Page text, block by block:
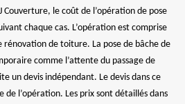
Couverture, le coût de l’opération de pose
chaque cas. L’opération est comprise
rénovation de toiture. La pose de bâche de
comme l’attente du passage de
un devis indépendant. Le devis dans ce
de l’opération. Les prix sont détaillés dans